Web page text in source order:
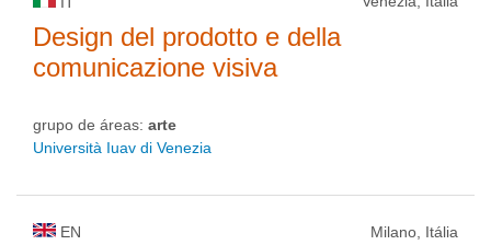
Design del prodotto e della
comunicazione visiva
grupo de áreas: arte
Università Iuav di Venezia
EN Milano, Itália